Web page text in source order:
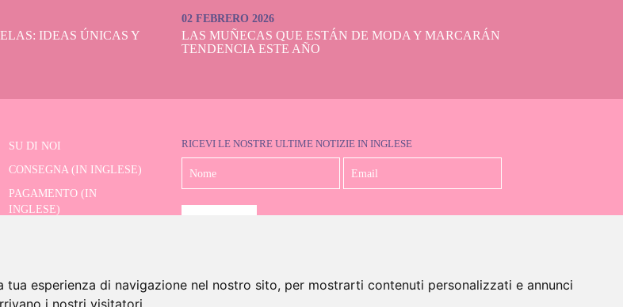
esperienza di navigazione nel nostro sito, per mostrarti contenuti personalizzati e annunci
i nostri visitatori.
IDEAS ÚNICAS Y
02 FEBRERO 2026
LAS MUÑECAS QUE ESTÁN DE MODA Y MARCARÁN
TENDENCIA ESTE AÑO
SU DI NOI
CONSEGNA (IN INGLESE)
PAGAMENTO (IN
INGLESE)
RICEVI LE NOSTRE ULTIME NOTIZIE IN INGLESE